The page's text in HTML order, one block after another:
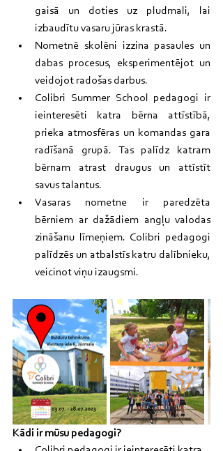
gaisā un doties uz pludmali, lai
izbaudītu vasaru jūras krastā.
Nometnē skolēni izzina pasaules un
dabas procesus, eksperimentējot un
veidojot radošas darbus.
Colibri Summer School pedagogi ir
ieinteresēti katra bērna attīstībā,
prieka atmosfēras un komandas gara
radīšanā grupā. Tas palīdz katram
bērnam atrast draugus un attīstīt
savus talantus.
Vasaras nometne ir paredzēta
bērniem ar dažādiem angļu valodas
zināšanu līmeņiem. Colibri pedagogi
palīdzēs un atbalstīs katru dalībnieku,
veicinot viņu izaugsmi.
Kādi ir mūsu pedagogi?